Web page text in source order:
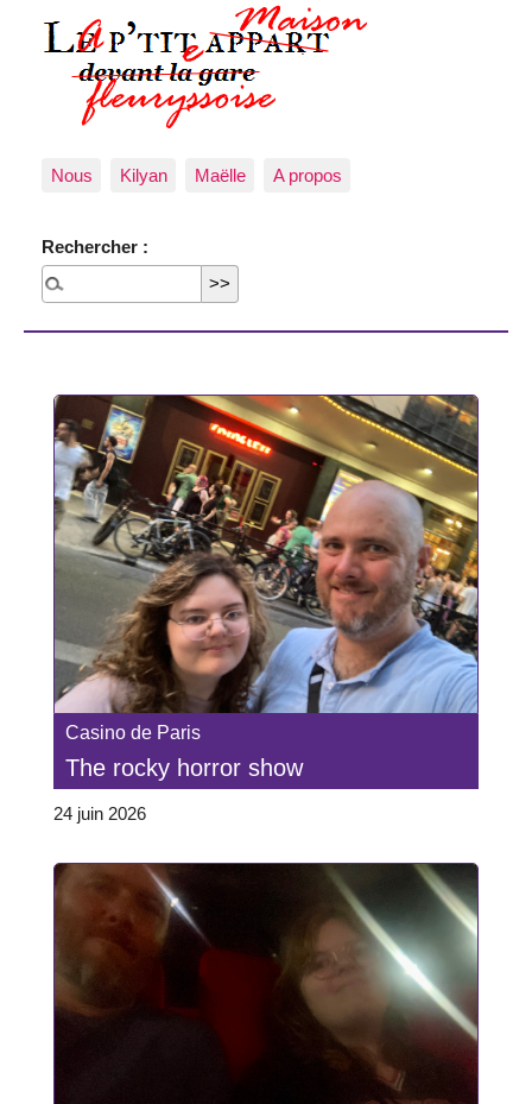
Nous Kilyan Maëlle A propos
Rechercher :
Casino de Paris
The rocky horror show
24 juin 2026